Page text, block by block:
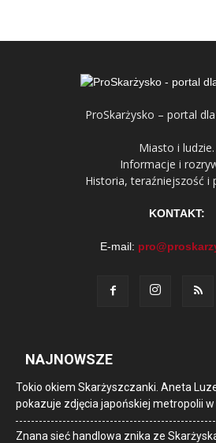
ProSkarżysko – portal
Miasto i ludzie.
Informacje i
Historia, teraźniejszość i
KONTAKT:
E-mail:
NAJNOWSZE
Tokio okiem Skarżyszczanki. Aneta
pokazuje zdjęcia japońskiej metropolii
Znana sieć handlowa znika ze